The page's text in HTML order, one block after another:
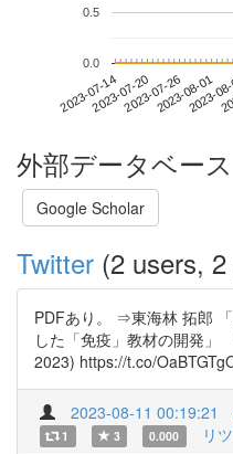
2023-07-142023-07-202023-07-262023-08-01
2023-
0.0
0.5
外部データベー
Google Scholar
Twitter (2 users,
PDFあり。 ⇒東海林 拓郎
した「免疫」教材の開発」
2023) https://t.co/
2023-08-11 00:19:21
1 3 0.000 リ